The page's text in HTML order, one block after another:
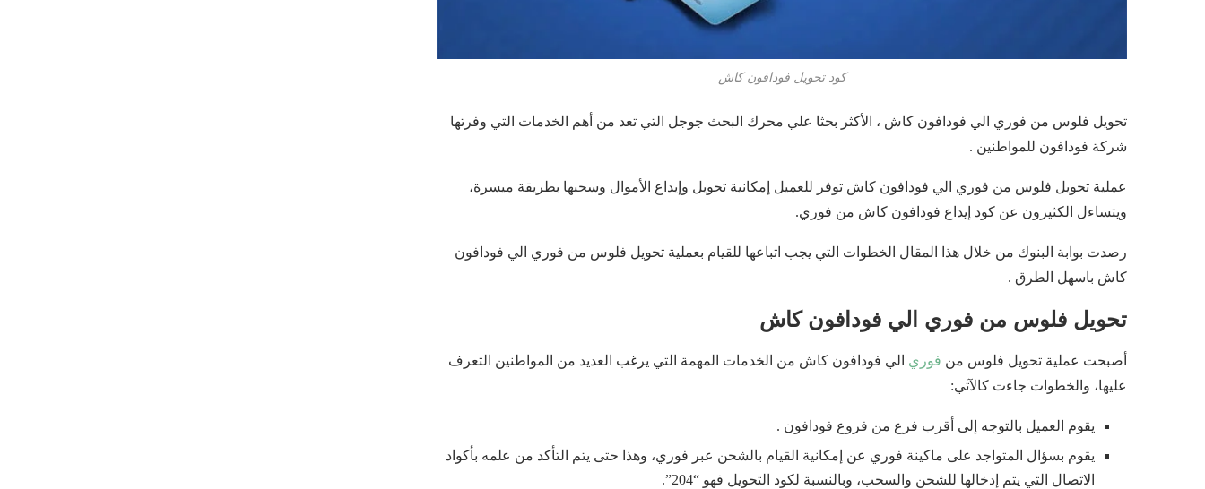
كود تحويل فودافون كاش
تحويل فلوس من فوري الي فودافون كاش ، الأكثر بحثا علي محرك البحث جوجل التي تعد من أهم الخدمات التي وفرتها
شركة فودافون للمواطنين .
عملية تحويل فلوس من فوري الي فودافون كاش توفر للعميل إمكانية تحويل وإيداع الأموال وسحبها بطريقة ميسرة،
ويتساءل الكثيرون عن كود إيداع فودافون كاش من فوري.
رصدت بوابة البنوك من خلال هذا المقال الخطوات التي يجب اتباعها للقيام بعملية تحويل فلوس من فوري الي فودافون
كاش باسهل الطرق .
تحويل فلوس من فوري الي فودافون كاش
أصبحت عملية تحويل فلوس من فوري الي فودافون كاش من الخدمات المهمة التي يرغب العديد من المواطنين التعرف
عليها، والخطوات جاءت كالآتي:
يقوم العميل بالتوجه إلى أقرب فرع من فروع فودافون .
يقوم بسؤال المتواجد على ماكينة فوري عن إمكانية القيام بالشحن عبر فوري، وهذا حتى يتم التأكد من علمه بأكواد
الاتصال التي يتم إدخالها للشحن والسحب، وبالنسبة لكود التحويل فهو “204”.